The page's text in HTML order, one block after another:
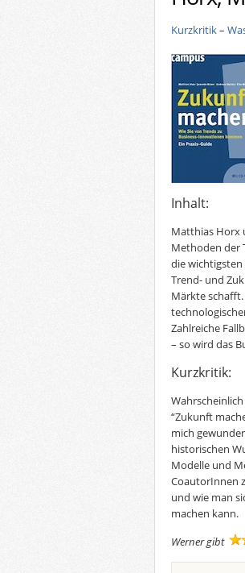
Kurzkritik–
Inhalt:
Matthias Horx
Methoden der
die
Trend- und
Märkte
Zahlreiche
– so wird das
Kurzkritik:
“Zukunft
mich
historischen
Modelle und
CoautorInnen
und wie man
machen kann.
Werner gibt